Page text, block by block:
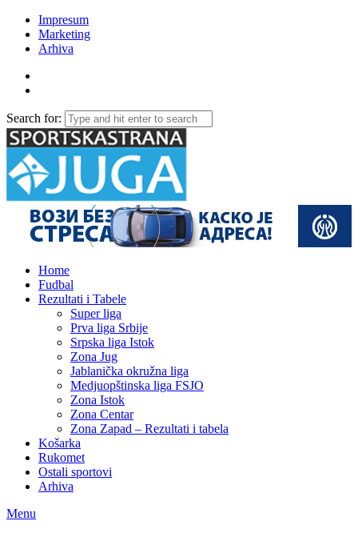
Impresum
Marketing
Arhiva
Search for:
Home
Fudbal
Rezultati i Tabele
Super liga
Prva liga Srbije
Srpska liga Istok
Zona Jug
Jablanička okružna liga
Medjuopštinska liga FSJO
Zona Istok
Zona Centar
Zona Zapad – Rezultati i tabela
Košarka
Rukomet
Ostali sportovi
Arhiva
Menu